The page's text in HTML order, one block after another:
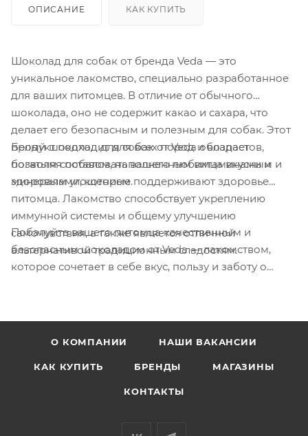
ОПИСАНИЕ КАК КУПИТЬ
Шоколад для собак от бренда Veda — это
уникальное лакомство, специально разработанное
для ваших питомцев. В отличие от обычного
шоколада, оно не содержит какао и сахара, что
делает его безопасным и полезным для собак. Этот
продукт подходит для всех пород и возрастов,
позволяя побаловать вашего любимца вкусным и
здоровым угощением.
Белый шоколад для собак от Veda обладает
богатым составом, наполненным витаминами и
минералами, которые поддерживают здоровье
питомца. Лакомство способствует укреплению
иммунной системы и общему улучшению
самочувствия, а также является отличной
альтернативой традиционным сладостям.
Побалуйте вашего питомца качественным и
безопасным шоколадом от Veda — лакомством,
которое сочетает в себе вкус, пользу и заботу о
О КОМПАНИИ НАШИ ВАКАНСИИ
КАК КУПИТЬ БРЕНДЫ МАГАЗИНЫ
КОНТАКТЫ